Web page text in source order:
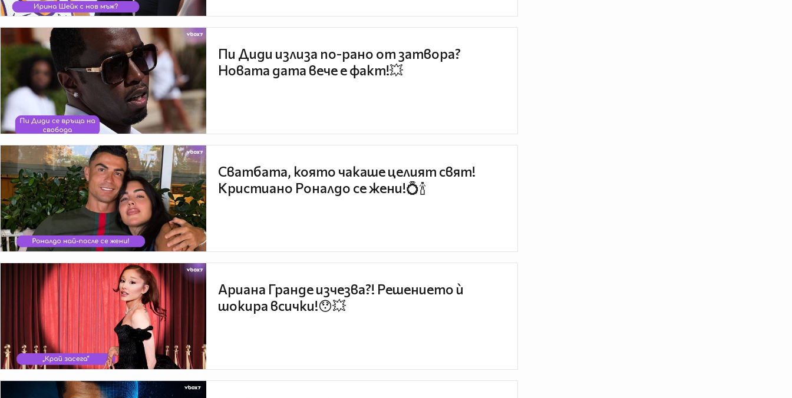
Пи Диди излиза по-рано от затвора?
Новата дата вече е факт!💥
Сватбата, която чакаше целият свят!
Кристиано Роналдо се жени!💍🍾
Ариана Гранде изчезва?! Решението ѝ
шокира всички!😯💥